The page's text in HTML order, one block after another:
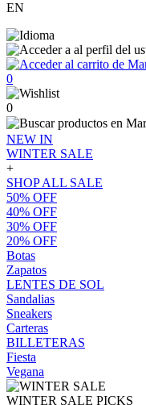
EN
0
0
NEW IN
WINTER SALE
+
SHOP ALL SALE
50% OFF
40% OFF
30% OFF
20% OFF
Botas
Zapatos
LENTES DE SOL
Sandalias
Sneakers
Carteras
BILLETERAS
Fiesta
Vegana
WINTER SALE PICKS